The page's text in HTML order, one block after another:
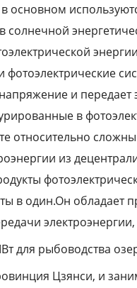
основном
солнечной
фотоэлектрические
и передает
в
относительно
из
в один.Он
для рыбоводства
Цзянси, и